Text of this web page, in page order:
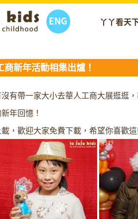
ENG 丫丫看天
商新年活動相集出爐！
有帶一家大小去華人工商大展逛逛
年回憶！
，歡迎大家免費下載，希望你喜歡